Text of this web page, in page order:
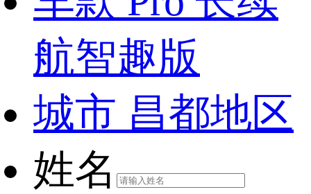
航智趣版
城市 昌都地区
姓名